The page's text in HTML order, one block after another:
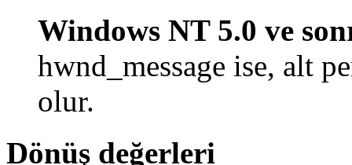
Windows NT 5.0 ve
hwnd_message ise, alt
olur.
Dönüş değerleri